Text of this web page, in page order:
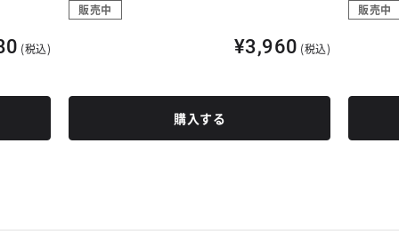
(税込)
販売中
¥3,960 (税込)
購入する
販売中